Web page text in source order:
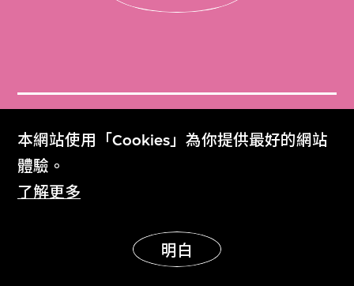
本網站使用「Cookies」為你提供最好的網站
體驗。
了解更多
明白
門票
Get Tickets
M+雜誌